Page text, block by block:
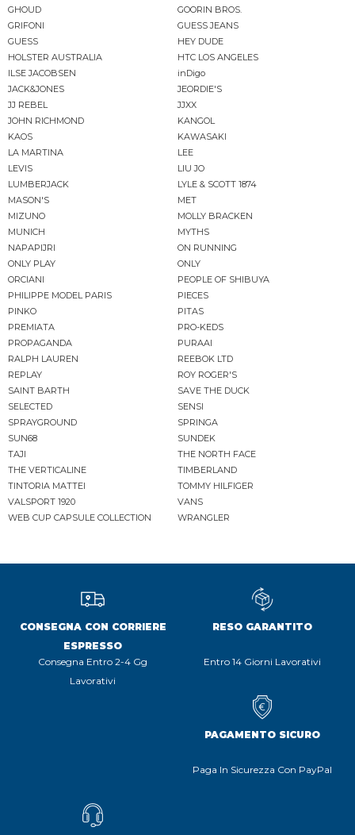
GHOUD
GOORIN BROS.
GRIFONI
GUESS JEANS
GUESS
HEY DUDE
HOLSTER AUSTRALIA
HTC LOS ANGELES
ILSE JACOBSEN
inDigo
JACK&JONES
JEORDIE'S
JJ REBEL
JJXX
JOHN RICHMOND
KANGOL
KAOS
KAWASAKI
LA MARTINA
LEE
LEVIS
LIU JO
LUMBERJACK
LYLE & SCOTT 1874
MASON'S
MET
MIZUNO
MOLLY BRACKEN
MUNICH
MYTHS
NAPAPIJRI
ON RUNNING
ONLY PLAY
ONLY
ORCIANI
PEOPLE OF SHIBUYA
PHILIPPE MODEL PARIS
PIECES
PINKO
PITAS
PREMIATA
PRO-KEDS
PROPAGANDA
PURAAI
RALPH LAUREN
REEBOK LTD
REPLAY
ROY ROGER'S
SAINT BARTH
SAVE THE DUCK
SELECTED
SENSI
SPRAYGROUND
SPRINGA
SUN68
SUNDEK
TAJI
THE NORTH FACE
THE VERTICALINE
TIMBERLAND
TINTORIA MATTEI
TOMMY HILFIGER
VALSPORT 1920
VANS
WEB CUP CAPSULE COLLECTION
WRANGLER
CONSEGNA CON CORRIERE
ESPRESSO
Consegna Entro 2-4 Gg
Lavorativi
RESO GARANTITO
Entro 14 Giorni Lavorativi
PAGAMENTO SICURO
Paga In Sicurezza Con PayPal